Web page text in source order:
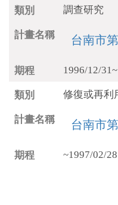
調查研究
台南市
1996/12/31~
修復或再利
台南市
~1997/02/28